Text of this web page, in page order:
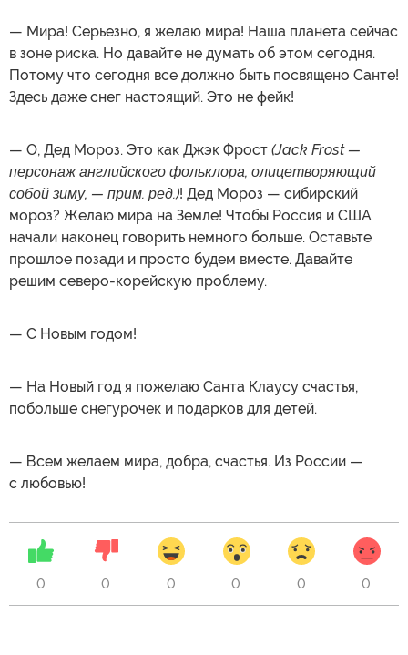
— Мира! Серьезно, я желаю мира! Наша планета сейчас
в зоне риска. Но давайте не думать об этом сегодня.
Потому что сегодня все должно быть посвящено Санте!
Здесь даже снег настоящий. Это не фейк!
— О, Дед Мороз. Это как Джэк Фрост (Jack Frost —
персонаж английского фольклора, олицетворяющий
собой зиму, — прим. ред.)! Дед Мороз — сибирский
мороз? Желаю мира на Земле! Чтобы Россия и США
начали наконец говорить немного больше. Оставьте
прошлое позади и просто будем вместе. Давайте
решим северо-корейскую проблему.
— С Новым годом!
— На Новый год я пожелаю Санта Клаусу счастья,
побольше снегурочек и подарков для детей.
— Всем желаем мира, добра, счастья. Из России —
с любовью!
0 0 0 0 0 0